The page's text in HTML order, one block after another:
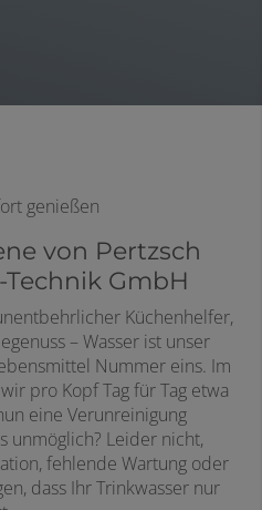
genießen
von Pertzsch
GmbH
Küchenhelfer,
– Wasser ist unser
Nummer eins. Im
pro Kopf Tag für Tag etwa
eine Verunreinigung
unmöglich? Leider nicht,
fehlende Wartung oder
dass Ihr Trinkwasser nur